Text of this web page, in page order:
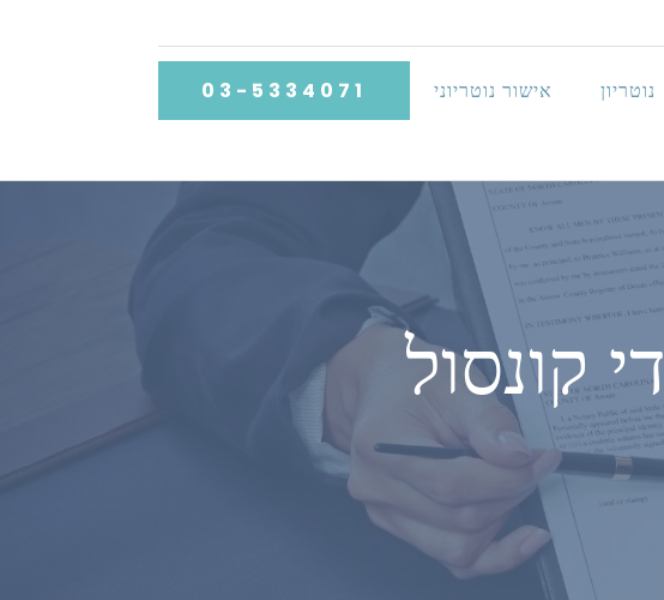
נוטריון אישור נוטריוני 03-5334071
קונסול